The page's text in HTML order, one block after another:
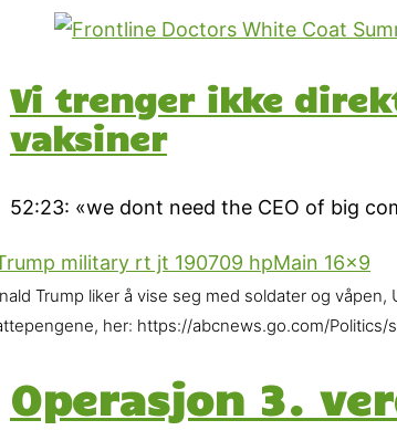
Vi trenger ikke
vaksiner
52:23: «we dont need the CEO of big
Trump liker å vise seg med soldater og
her: https://abcnews.go.com/
Operasjon 3.